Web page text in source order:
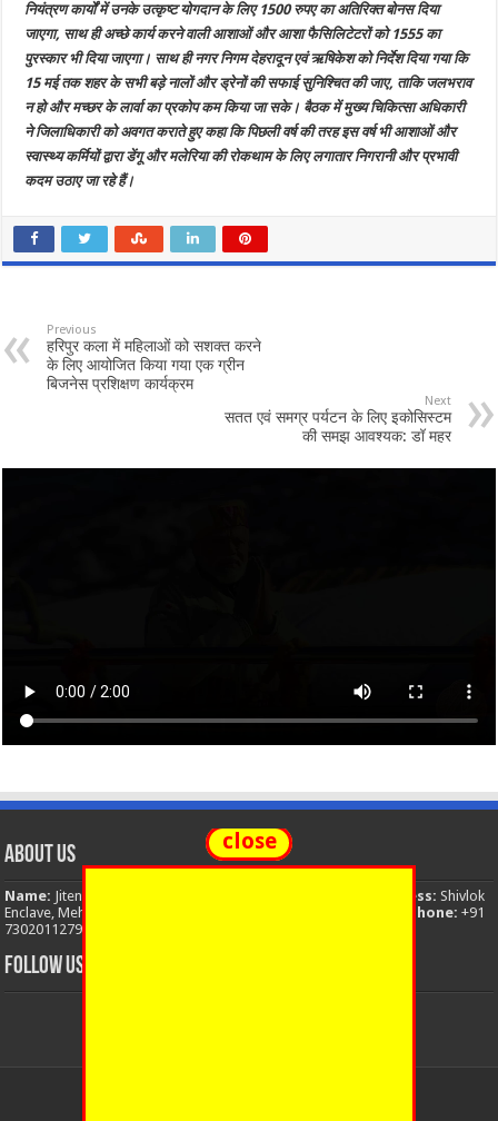
नियंत्रण कार्यों में उनके उत्कृष्ट योगदान के लिए 1500 रुपए का अतिरिक्त बोनस दिया
जाएगा, साथ ही अच्छे कार्य करने वाली आशाओं और आशा फैसिलिटेटरों को 1555 का
पुरस्कार भी दिया जाएगा। साथ ही नगर निगम देहरादून एवं ऋषिकेश को निर्देश दिया गया कि
15 मई तक शहर के सभी बड़े नालों और ड्रेनों की सफाई सुनिश्चित की जाए, ताकि जलभराव
न हो और मच्छर के लार्वा का प्रकोप कम किया जा सके। बैठक में मुख्य चिकित्सा अधिकारी
ने जिलाधिकारी को अवगत कराते हुए कहा कि पिछली वर्ष की तरह इस वर्ष भी आशाओं और
स्वास्थ्य कर्मियों द्वारा डेंगू और मलेरिया की रोकथाम के लिए लगातार निगरानी और प्रभावी
कदम उठाए जा रहे हैं।
Previous
हरिपुर कला में महिलाओं को सशक्त करने
के लिए आयोजित किया गया एक ग्रीन
बिजनेस प्रशिक्षण कार्यक्रम
Next
सतत एवं समग्र पर्यटन के लिए इकोसिस्टम
की समझ आवश्यक: डॉ महर
About Us
Name: Jitendra Singh Address: Shivlok
Enclave, Mehuwala Mafi, Dehradun, Uttarakhand, 248001, India
Phone: +91
7302011279
FOLLOW US
close